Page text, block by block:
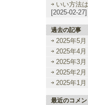
いい方法
[2025-02-27]
過去の記事
2025年5月
2025年4月
2025年3月
2025年2月
2025年1月
最近のコメ